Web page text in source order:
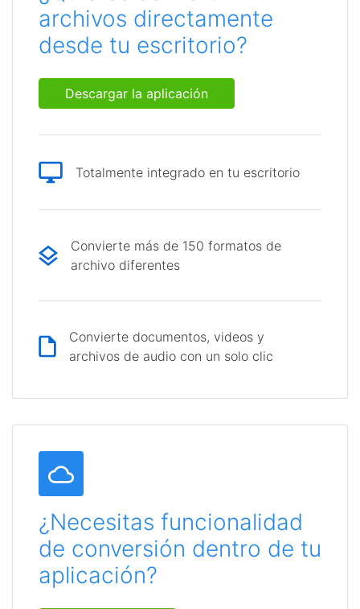
archivos directamente
desde tu escritorio?
Descargar la aplicación
Totalmente integrado en tu escritorio
Convierte más de 150 formatos de
archivo diferentes
Convierte documentos, videos y
archivos de audio con un solo clic
¿Necesitas funcionalidad
de conversión dentro de tu
aplicación?